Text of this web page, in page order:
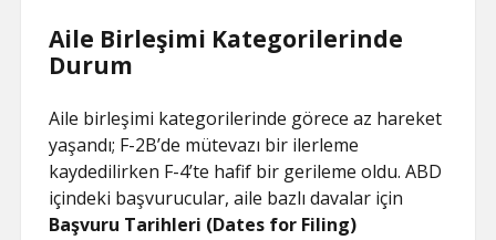
Aile Birleşimi Kategorilerinde
Durum
Aile birleşimi kategorilerinde görece az hareket
yaşandı; F-2B’de mütevazı bir ilerleme
kaydedilirken F-4’te hafif bir gerileme oldu. ABD
içindeki başvurucular, aile bazlı davalar için
Başvuru Tarihleri (Dates for Filing)